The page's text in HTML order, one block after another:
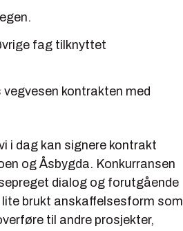
fag tilknyttet
kontrakten med
i dag kan signere kontrakt
og Åsbygda. Konkurransen
dialog og forutgående
brukt anskaffelsesform som
til andre prosjekter,